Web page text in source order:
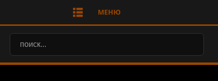
МЕНЮ